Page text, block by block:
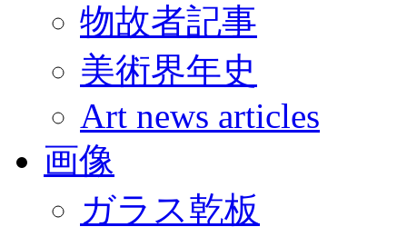
物故者記事
美術界年史
Art news articles
画像
ガラス乾板